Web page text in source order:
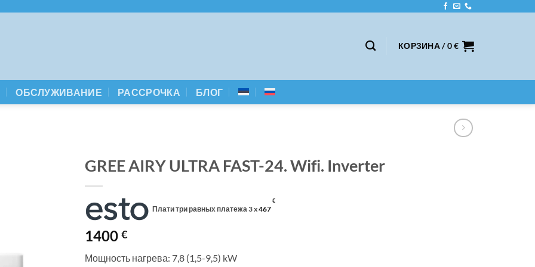
КОРЗИНА /0€
ОБСЛУЖИВАНИЕ РАССРОЧКА БЛОГ
GREE AIRY ULTRA FAST-24. Wifi. Inverter
Плати три равных платежа 3 x467
€
1400 €
Мощность нагрева: 7,8 (1,5-9,5) kW